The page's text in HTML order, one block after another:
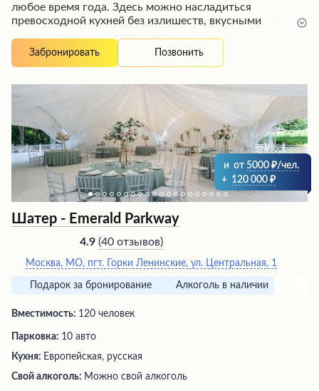
любое время года. Здесь можно насладиться
превосходной кухней без излишеств, вкусными
Внимательное обслуживание, профессиональный
персонал и удобная парковка обеспечивают
создают приятную атмосферу, а охрана гарантирует
Забронировать Позвонить
и от 5000
/чел.
+ 120 000
Шатер - Emerald Parkway
4.9 (40 отзывов)
Москва, МО, пгт. Горки Ленинские, ул. Центральная, 1
Подарок за бронирование Алкоголь в наличии
Вместимость: 120 человек
Парковка: 10 авто
Кухня: Европейская, русская
Свой алкоголь: Можно свой алкоголь